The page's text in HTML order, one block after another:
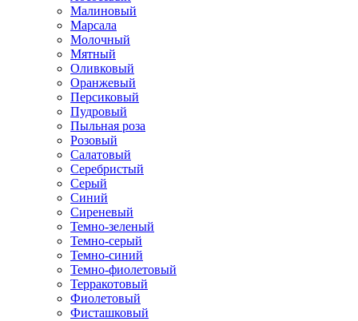
Малиновый
Марсала
Молочный
Мятный
Оливковый
Оранжевый
Персиковый
Пудровый
Пыльная роза
Розовый
Салатовый
Серебристый
Серый
Синий
Сиреневый
Темно-зеленый
Темно-серый
Темно-синий
Темно-фиолетовый
Терракотовый
Фиолетовый
Фисташковый